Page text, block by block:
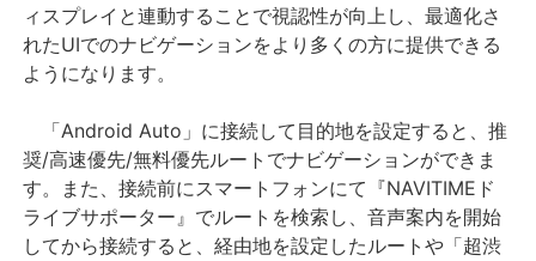
ィスプレイと連動することで視認性が向上し、最適化さ
れたUIでのナビゲーションをより多くの方に提供できる
ようになります。
「Android Auto」に接続して目的地を設定すると、推
奨/高速優先/無料優先ルートでナビゲーションができま
す。また、接続前にスマートフォンにて『NAVITIMEド
ライブサポーター』でルートを検索し、音声案内を開始
してから接続すると、経由地を設定したルートや「超渋